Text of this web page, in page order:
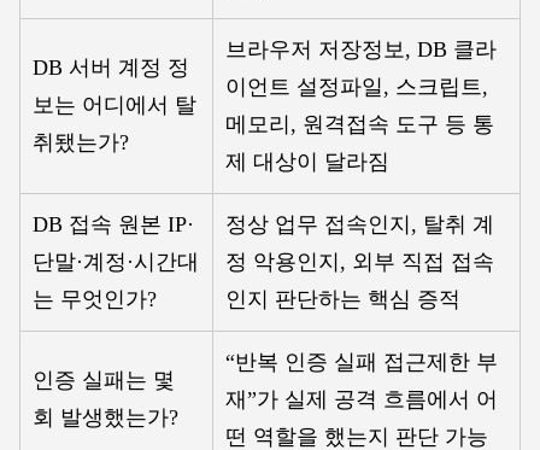
DB 서버 계정 정
보는 어디에서 탈
취됐는가?
브라우저 저장정보, DB 클라
이언트 설정파일, 스크립트,
메모리, 원격접속 도구 등 통
제 대상이 달라짐
DB 접속 원본 IP·
단말·계정·시간대
는 무엇인가?
정상 업무 접속인지, 탈취 계
정 악용인지, 외부 직접 접속
인지 판단하는 핵심 증적
인증 실패는 몇
회 발생했는가?
“반복 인증 실패 접근제한 부
재”가 실제 공격 흐름에서 어
떤 역할을 했는지 판단 가능